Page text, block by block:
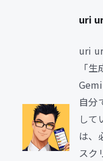
uri
uri
「
自分
して
は、
スク